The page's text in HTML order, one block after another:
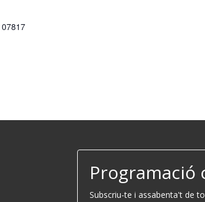
07817
Programació
Subscriu-te i assabenta't de